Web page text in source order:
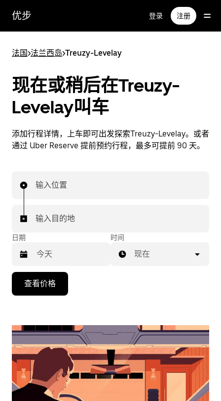
优步 登录 注册
法国>法兰西岛>Treuzy-Levelay
现在或稍后在Treuzy-
Levelay叫车
添加行程详情，上车即可出发探索Treuzy-Levelay。或者
通过 Uber Reserve 提前预约行程，最多可提前 90 天。
输入位置
输入目的地
日期
向
头
浏
日
时间
现在
查看价格